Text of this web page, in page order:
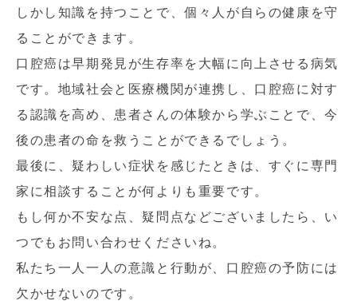
しかし知識を持つことで、個々人が自らの健康を守
ることができます。
口腔癌は早期発見が生存率を大幅に向上させる病気
です。地域社会と医療機関が連携し、口腔癌に対す
る認識を高め、患者さんの体験から学ぶことで、今
後の患者の命を救うことができるでしょう。
最後に、疑わしい症状を感じたときは、すぐに専門
家に相談することが何よりも重要です。
もし何か不安な点、疑問点などございましたら、い
つでもお問い合わせくださいね。
私たち一人一人の意識と行動が、口腔癌の予防には
欠かせないのです。